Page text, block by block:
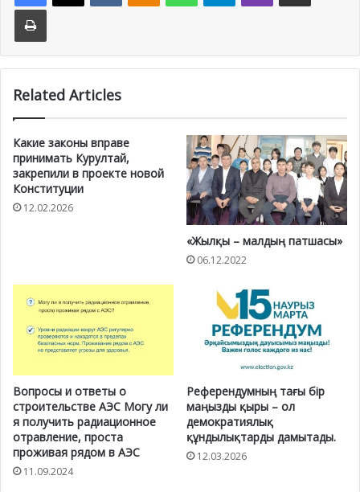
Print
Related Articles
Какие законы вправе
принимать Курултай,
закрепили в проекте новой
Конституции
12.02.2026
«Жылқы – малдың патшасы»
06.12.2022
Вопросы и ответы о
строительстве АЭС Могу ли
я получить радиационное
отравление, проста
проживая рядом в АЭС
11.09.2024
Референдумның тағы бір
маңызды қыры – ол
демократиялық
құндылықтарды дамытады.
12.03.2026